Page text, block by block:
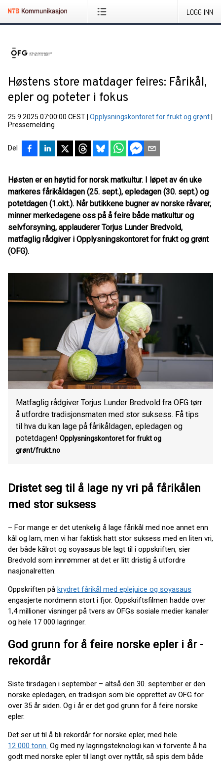
LOGG INN
Høstens store matdager feires: Fårikål,
epler og poteter i fokus
25.9.2025 07:00:00 CEST Opplysningskontoret for frukt og grønt
Pressemelding
Del
Høsten er en høytid for norsk matkultur. I løpet av én uke
markeres fårikåldagen (25. sept.), epledagen (30. sept.) og
potetdagen (1.okt.). Når butikkene bugner av norske råvarer,
minner merkedagene oss på å feire både matkultur og
selvforsyning, applauderer Torjus Lunder Bredvold,
matfaglig rådgiver i Opplysningskontoret for frukt og grønt
(OFG).
Matfaglig rådgiver Torjus Lunder Bredvold fra OFG tørr
å utfordre tradisjonsmaten med stor suksess. Få tips
til hva du kan lage på fårikåldagen, epledagen og
potetdagen! Opplysningskontoret for frukt og
grønt/frukt.no
Dristet seg til å lage ny vri på fårikålen
med stor suksess
– For mange er det utenkelig å lage fårikål med noe annet enn
kål og lam, men vi har faktisk hatt stor suksess med en liten vri,
der både kålrot og soyasaus ble lagt til i oppskriften, sier
Bredvold som innrømmer at det er litt dristig å utfordre
nasjonalretten.
Oppskriften på krydret fårikål med eplejuice og soyasaus
engasjerte nordmenn stort i fjor. Oppskriftsfilmen hadde over
1,4 millioner visninger på tvers av OFGs sosiale medier kanaler
og hele 17 000 lagringer.
God grunn for å feire norske epler i år -
rekordår
Siste tirsdagen i september – altså den 30. september er den
norske epledagen, en tradisjon som ble opprettet av OFG for
over 35 år siden. Og i år er det god grunn for å feire norske
epler.
Det ser ut til å bli rekordår for norske epler, med hele
12 000 tonn. Og med ny lagringsteknologi kan vi forvente å ha
godt med norske epler til langt over nyttår, så spis dem både